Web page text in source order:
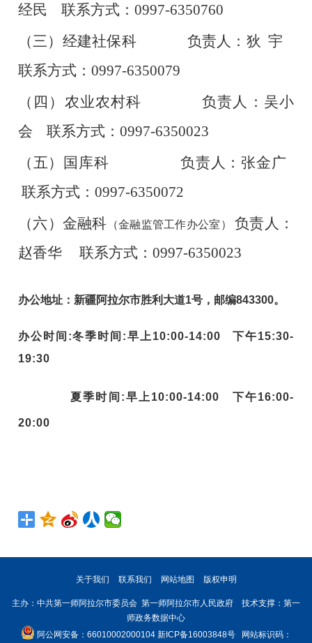
经民    联系方式：0997-6350760
（三）经建社保科              负责人：狄  宇
联系方式：0997-6350079
（四）农业农村科              负责人：吴小
会    联系方式：0997-6350023
（五）国库科                  负责人：张金广
联系方式：0997-6350072
（六）金融科 （金融监管工作办公室） 负责人：
赵香华     联系方式：0997-6350023
办公地址：新疆阿拉尔市胜利大道1号，邮编843300。
办公时间:冬季时间:早上10:00-14:00下午15:30-
19:30
夏季时间:早上10:00-14:00 下午16:00-
20:00
关于我们 联系我们 网站地图 版权申明
主办：中共第一师阿拉尔市委员会 第一师阿拉尔市人民政府 技术支撑：第一
师政务数据中心
阿公网安备：66010002000104 新ICP备16003848号网站标识码：